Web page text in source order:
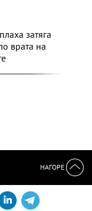
затяга
врата на
НАГОРЕ